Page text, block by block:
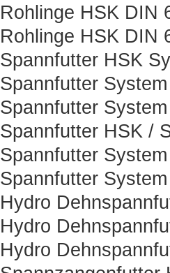
Rohlinge HSK DIN
Rohlinge HSK DIN
Spannfutter HSK
Spannfutter
Spannfutter
Spannfutter HSK /
Spannfutter
Spannfutter
Hydro
Hydro
Hydro